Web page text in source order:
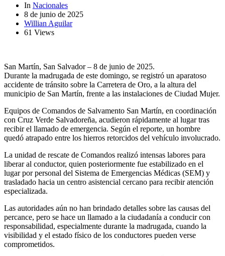
In Nacionales
8 de junio de 2025
Willian Aguilar
61 Views
San Martín, San Salvador – 8 de junio de 2025.
Durante la madrugada de este domingo, se registró un aparatoso
accidente de tránsito sobre la Carretera de Oro, a la altura del
municipio de San Martín, frente a las instalaciones de Ciudad Mujer.
Equipos de Comandos de Salvamento San Martín, en coordinación
con Cruz Verde Salvadoreña, acudieron rápidamente al lugar tras
recibir el llamado de emergencia. Según el reporte, un hombre
quedó atrapado entre los hierros retorcidos del vehículo involucrado.
La unidad de rescate de Comandos realizó intensas labores para
liberar al conductor, quien posteriormente fue estabilizado en el
lugar por personal del Sistema de Emergencias Médicas (SEM) y
trasladado hacia un centro asistencial cercano para recibir atención
especializada.
Las autoridades aún no han brindado detalles sobre las causas del
percance, pero se hace un llamado a la ciudadanía a conducir con
responsabilidad, especialmente durante la madrugada, cuando la
visibilidad y el estado físico de los conductores pueden verse
comprometidos.